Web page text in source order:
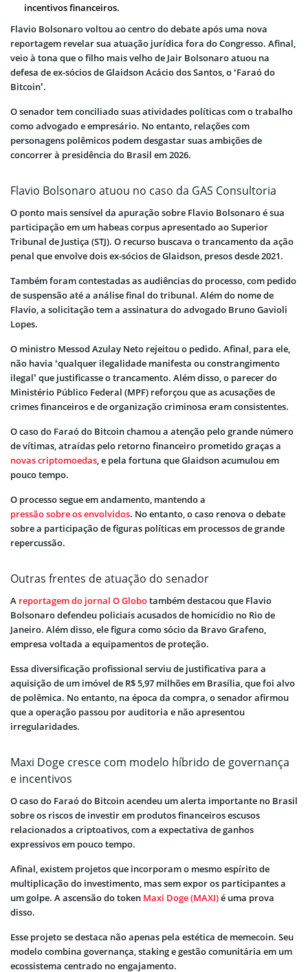
incentivos financeiros.
Flavio Bolsonaro voltou ao centro do debate após uma nova
reportagem revelar sua atuação jurídica fora do Congresso. Afinal,
veio à tona que o filho mais velho de Jair Bolsonaro atuou na
defesa de ex-sócios de Glaidson Acácio dos Santos, o ‘Faraó do
Bitcoin’.
O senador tem conciliado suas atividades políticas com o trabalho
como advogado e empresário. No entanto, relações com
personagens polêmicos podem desgastar suas ambições de
concorrer à presidência do Brasil em 2026.
Flavio Bolsonaro atuou no caso da GAS Consultoria
O ponto mais sensível da apuração sobre Flavio Bolsonaro é sua
participação em um habeas corpus apresentado ao Superior
Tribunal de Justiça (STJ). O recurso buscava o trancamento da ação
penal que envolve dois ex-sócios de Glaidson, presos desde 2021.
Também foram contestadas as audiências do processo, com pedido
de suspensão até a análise final do tribunal. Além do nome de
Flavio, a solicitação tem a assinatura do advogado Bruno Gavioli
Lopes.
O ministro Messod Azulay Neto rejeitou o pedido. Afinal, para ele,
não havia ‘qualquer ilegalidade manifesta ou constrangimento
ilegal’ que justificasse o trancamento. Além disso, o parecer do
Ministério Público Federal (MPF) reforçou que as acusações de
crimes financeiros e de organização criminosa eram consistentes.
O caso do Faraó do Bitcoin chamou a atenção pelo grande número
de vítimas, atraídas pelo retorno financeiro prometido graças a
novas criptomoedas, e pela fortuna que Glaidson acumulou em
pouco tempo.
O processo segue em andamento, mantendo a
pressão sobre os envolvidos. No entanto, o caso renova o debate
sobre a participação de figuras políticas em processos de grande
repercussão.
Outras frentes de atuação do senador
A reportagem do jornal O Globotambém destacou que Flavio
Bolsonaro defendeu policiais acusados de homicídio no Rio de
Janeiro. Além disso, ele figura como sócio da Bravo Grafeno,
empresa voltada a equipamentos de proteção.
Essa diversificação profissional serviu de justificativa para a
aquisição de um imóvel de R$ 5,97 milhões em Brasília, que foi alvo
de polêmica. No entanto, na época da compra, o senador afirmou
que a operação passou por auditoria e não apresentou
irregularidades.
Maxi Doge cresce com modelo híbrido de governança
e incentivos
O caso do Faraó do Bitcoin acendeu um alerta importante no Brasil
sobre os riscos de investir em produtos financeiros escusos
relacionados a criptoativos, com a expectativa de ganhos
expressivos em pouco tempo.
Afinal, existem projetos que incorporam o mesmo espírito de
multiplicação do investimento, mas sem expor os participantes a
um golpe. A ascensão do token Maxi Doge (MAXI)é uma prova
disso.
Esse projeto se destaca não apenas pela estética de memecoin. Seu
modelo combina governança, staking e gestão comunitária em um
ecossistema centrado no engajamento.